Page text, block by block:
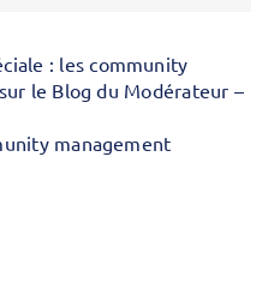
: les community
le Blog du Modérateur –
management